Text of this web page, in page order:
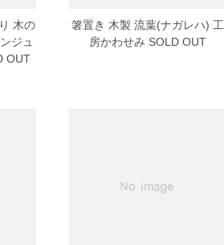
木の
ジュ
OUT
箸置き 木製 流葉(ナガレハ) 工
房かわせみ SOLD OUT